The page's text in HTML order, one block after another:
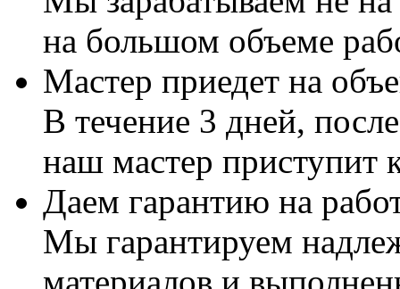
на большом объеме
Мастер приедет на
В течение 3 дней,
наш мастер приступит
Даем гарантию на
Мы гарантируем